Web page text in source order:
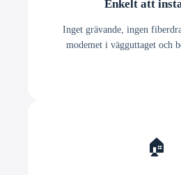
Enkelt att
Inget grävande, ingen
modemet i vägguttaget och
🏠